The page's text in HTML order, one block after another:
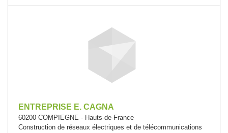
ENTREPRISE E. CAGNA
60200 COMPIEGNE - Hauts-de-France
Construction de réseaux électriques et de télécommunications